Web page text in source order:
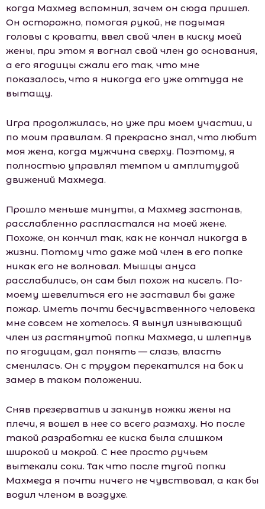
когда Махмед вспомнил, зачем он сюда пришел.
Он осторожно, помогая рукой, не подымая
головы с кровати, ввел свой член в киску моей
жены, при этом я вогнал свой член до основания,
а его ягодицы сжали его так, что мне
показалось, что я никогда его уже оттуда не
вытащу.
Игра продолжилась, но уже при моем участии, и
по моим правилам. Я прекрасно знал, что любит
моя жена, когда мужчина сверху. Поэтому, я
полностью управлял темпом и амплитудой
движений Махмеда.
Прошло меньше минуты, а Махмед застонав,
расслабленно распластался на моей жене.
Похоже, он кончил так, как не кончал никогда в
жизни. Потому что даже мой член в его попке
никак его не волновал. Мышцы ануса
расслабились, он сам был похож на кисель. По-
моему шевелиться его не заставил бы даже
пожар. Иметь почти бесчувственного человека
мне совсем не хотелось. Я вынул изнывающий
член из растянутой попки Махмеда, и шлепнув
по ягодицам, дал понять — слазь, власть
сменилась. Он с трудом перекатился на бок и
замер в таком положении.
Сняв презерватив и закинув ножки жены на
плечи, я вошел в нее со всего размаху. Но после
такой разработки ее киска была слишком
широкой и мокрой. С нее просто ручьем
вытекали соки. Так что после тугой попки
Махмеда я почти ничего не чувствовал, а как бы
водил членом в воздухе.